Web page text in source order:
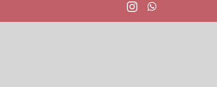
InstagramWhatsApp